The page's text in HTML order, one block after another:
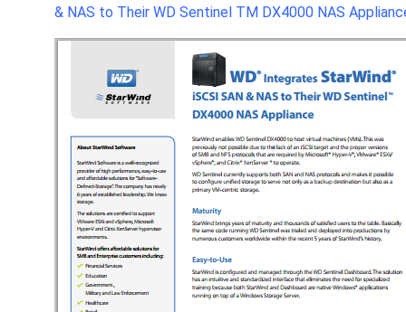
& NAS to Their WD Sentinel TM DX4000 NAS